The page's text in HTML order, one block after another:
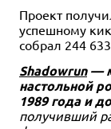
Проект
успешному
собрал 244
Shadowrun—
настольной
1989 года и
получивший